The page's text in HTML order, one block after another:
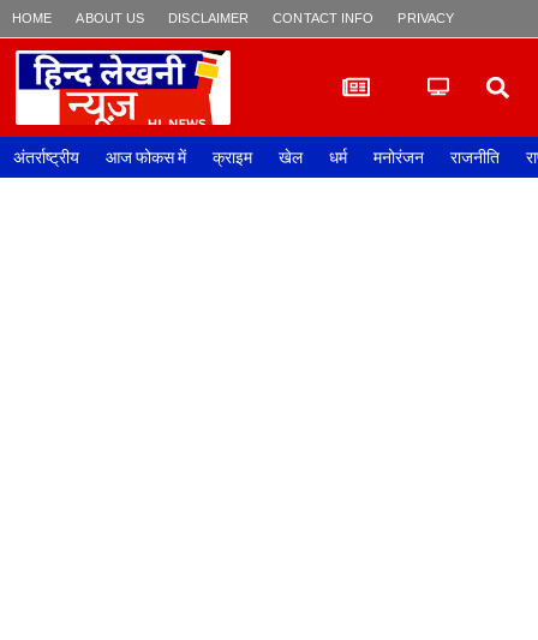
HOME ABOUT US DISCLAIMER CONTACT INFO PRIVACY POLICY
अंतर्राष्ट्रीय आज फोकस में क्राइम खेल धर्म मनोरंजन राजनीति